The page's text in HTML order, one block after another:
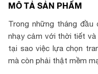
MÔ TẢ SẢN PHẨM
Trong những tháng
nhạy cảm với thời tiết và
tại sao việc lựa chọn
mà còn phải thật mềm